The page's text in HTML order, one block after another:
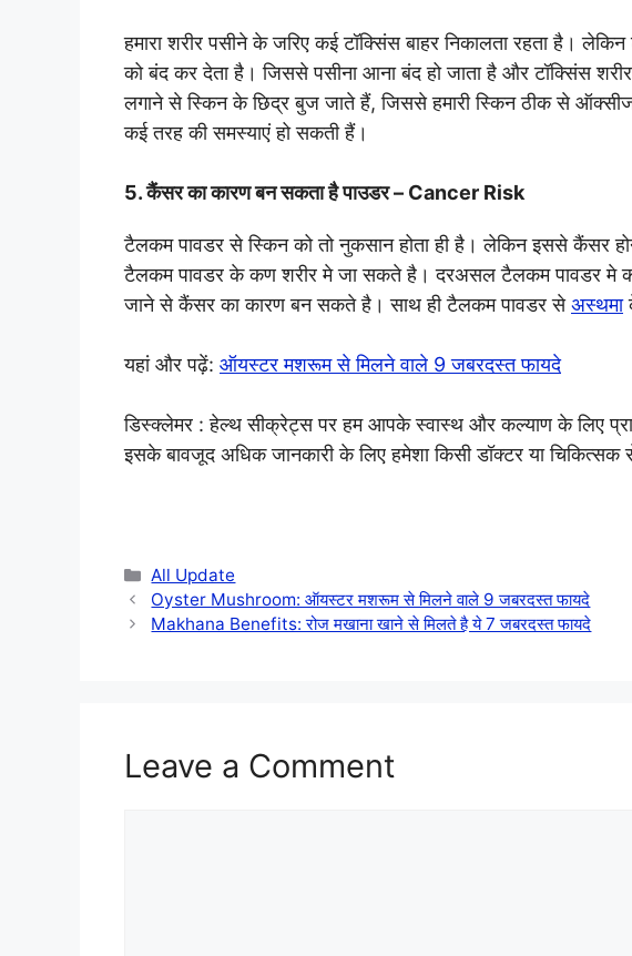
हमारा शरीर पसीने के जरिए कई टॉक्सिंस बाहर निकालता रहता है।
को बंद कर देता है। जिससे पसीना आना बंद हो जाता है और टॉक्सिंस
लगाने से स्किन के छिद्र बुज जाते हैं, जिससे हमारी स्किन ठीक से
कई तरह की समस्याएं हो सकती हैं।
5. कैंसर का कारण बन सकता है पाउडर – Cancer Risk
टैलकम पावडर से स्किन को तो नुकसान होता ही है। लेकिन इससे कैंसर
टैलकम पावडर के कण शरीर मे जा सकते है। दरअसल टैलकम पावडर मे
जाने से कैंसर का कारण बन सकते है। साथ ही टैलकम पावडर सेअस्थमा
यहां और पढ़ें: ऑयस्टर मशरूम से मिलने वाले 9 जबरदस्त फायदे
डिस्क्लेमर : हेल्थ सीक्रेट्स पर हम आपके स्वास्थ और कल्याण के लिए
इसके बावजूद अधिक जानकारी के लिए हमेशा किसी डॉक्टर या चिकित्सक
Categories
All Update
Oyster Mushroom: ऑयस्टर मशरूम से मिलने वाले 9 जबरदस्त फायदे
Makhana Benefits: रोज मखाना खाने से मिलते है ये 7 जबरदस्त फायदे
Leave a Comment